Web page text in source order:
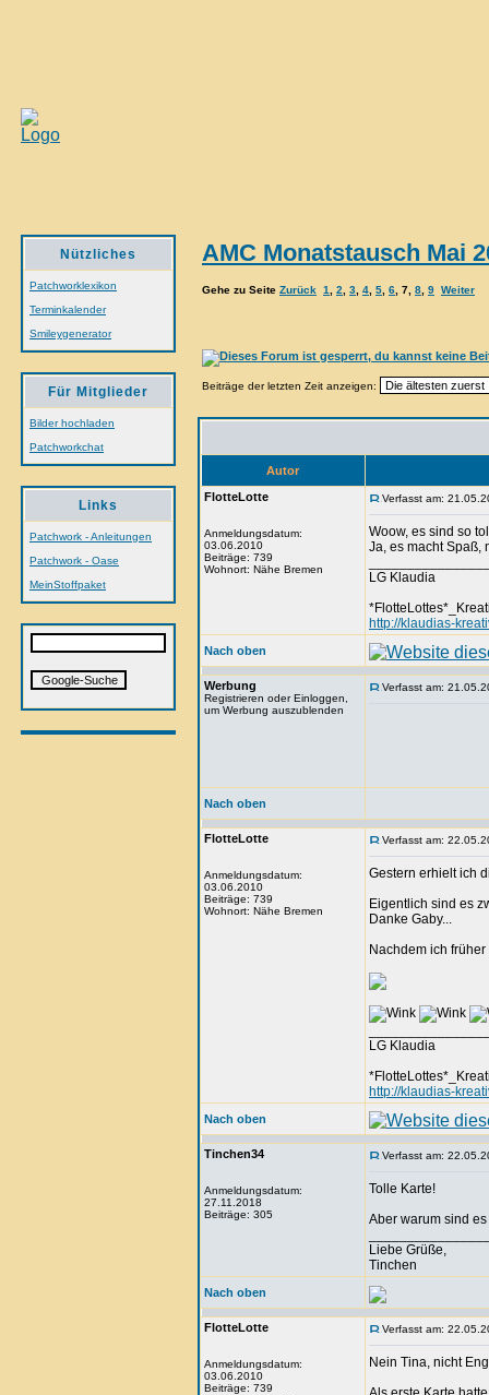
Nützliches
Patchworklexikon
Terminkalender
Smileygenerator
Für Mitglieder
Bilder hochladen
Patchworkchat
Links
Patchwork - Anleitungen
Patchwork - Oase
MeinStoffpaket
AMC Monatstausch Mai
Gehe zu Seite Zurück 1 2 3 4 5 6 7 8 9 Weiter
Beiträge der letzten Zeit anzeigen:
Autor
FlotteLotte
Anmeldungsdatum:
03.06.2010
Beiträge: 739
Wohnort: Nähe Bremen
Verfasst am:
Woow, es sind so
Ja, es macht Spaß,
LG Klaudia
http://klaudias-
Nach oben
Werbung
Registrieren oder Einloggen,
um Werbung auszublenden
Verfasst am:
Nach oben
FlotteLotte
Anmeldungsdatum:
03.06.2010
Beiträge: 739
Wohnort: Nähe Bremen
Verfasst am:
Gestern erhielt ich
Eigentlich sind es
Danke Gaby...
Nachdem ich
LG Klaudia
http://klaudias-
Nach oben
Tinchen34
Anmeldungsdatum:
27.11.2018
Beiträge: 305
Verfasst am:
Tolle Karte!
Aber warum sind
Liebe Grüße,
Tinchen
Nach oben
FlotteLotte
Anmeldungsdatum:
03.06.2010
Beiträge: 739
Verfasst am:
Nein Tina, nicht